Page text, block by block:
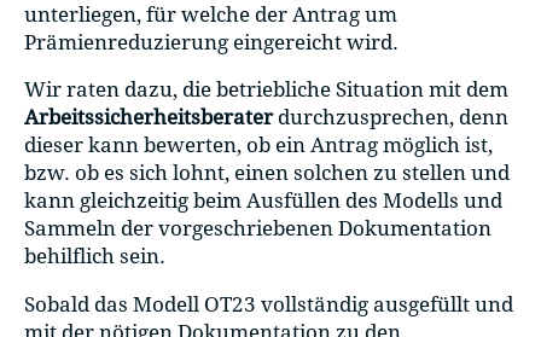
unterliegen, für welche der Antrag um
Prämienreduzierung eingereicht wird.
Wir raten dazu, die betriebliche Situation mit dem
Arbeitssicherheitsberater durchzusprechen, denn
dieser kann bewerten, ob ein Antrag möglich ist,
bzw. ob es sich lohnt, einen solchen zu stellen und
kann gleichzeitig beim Ausfüllen des Modells und
Sammeln der vorgeschriebenen Dokumentation
behilflich sein.
Sobald das Modell OT23 vollständig ausgefüllt und